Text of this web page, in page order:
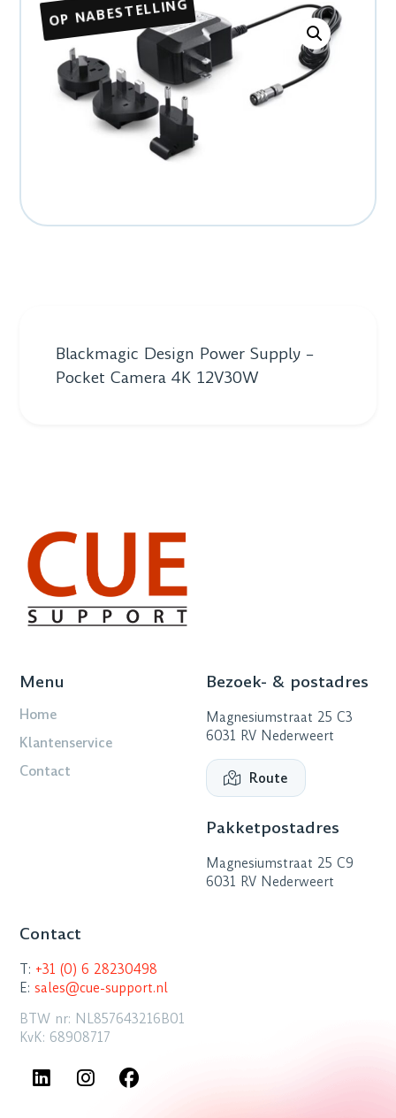
OP NABESTELLING
Blackmagic Design Power Supply –
Pocket Camera 4K 12V30W
Menu
Home
Klantenservice
Contact
Bezoek- & postadres
Magnesiumstraat 25 C3
6031 RV Nederweert
Route
Pakketpostadres
Magnesiumstraat 25 C9
6031 RV Nederweert
Contact
T: +31 (0) 6 28230498
E:sales@cue-support.nl
BTW nr: NL857643216B01
KvK: 68908717